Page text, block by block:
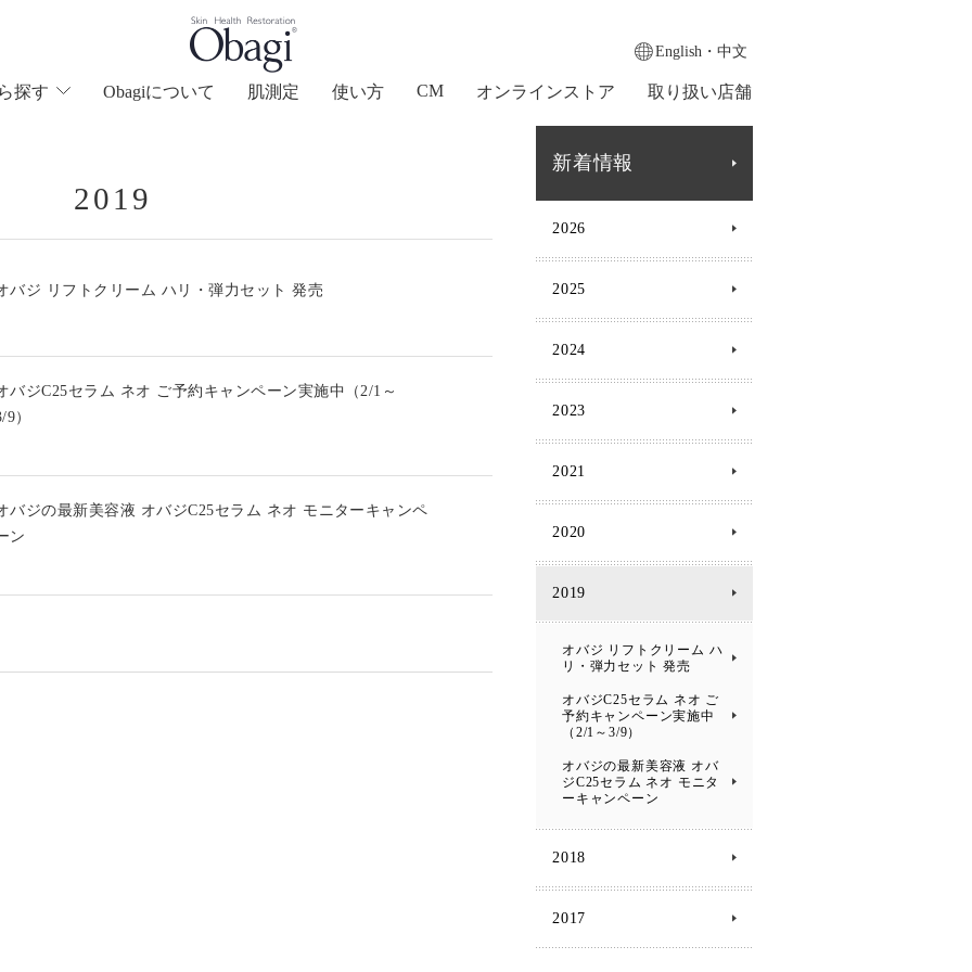
English・中文
探す Obagiについて 肌測定 使い方 CM オンラインストア 取り扱い店舗
2019
バジ リフトクリーム ハリ・弾力セット 発売
バジC25セラム ネオ ご予約キャンペーン実施中（2/1～
9）
バジの最新美容液 オバジC25セラム ネオ モニターキャンペ
ン
新着情報
2026
2025
2024
2023
2021
2020
2019
オバジ リフトクリーム ハ
リ・弾力セット 発売
オバジC25セラム ネオ ご
予約キャンペーン実施中
（2/1～3/9）
オバジの最新美容液 オバ
ジC25セラム ネオ モニタ
ーキャンペーン
2018
2017